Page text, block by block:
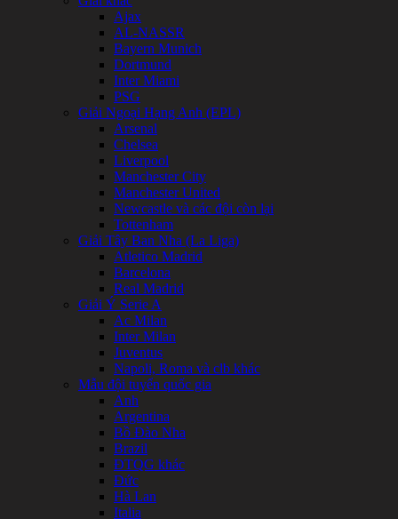
Ajax
AL-NASSR
Bayern Munich
Dortmund
Inter Miami
PSG
Giải Ngoại Hạng Anh (EPL)
Arsenal
Chelsea
Liverpool
Manchester City
Manchester United
Newcastle và các đội còn lại
Tottenham
Giải Tây Ban Nha (La Liga)
Atletico Madrid
Barcelona
Real Madrid
Giải Ý Serie A
Ac Milan
Inter Milan
Juventus
Napoli, Roma và clb khác
Mẫu đội tuyển quốc gia
Anh
Argentina
Bồ Đào Nha
Brazil
ĐTQG khác
Đức
Hà Lan
Italia